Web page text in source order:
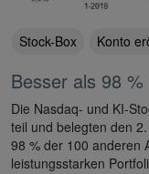
Stock-Box Konto
Besser als 98
Die Nasdaq- und KI-
teil und belegten den
98 % der 100 anderen
leistungsstarken